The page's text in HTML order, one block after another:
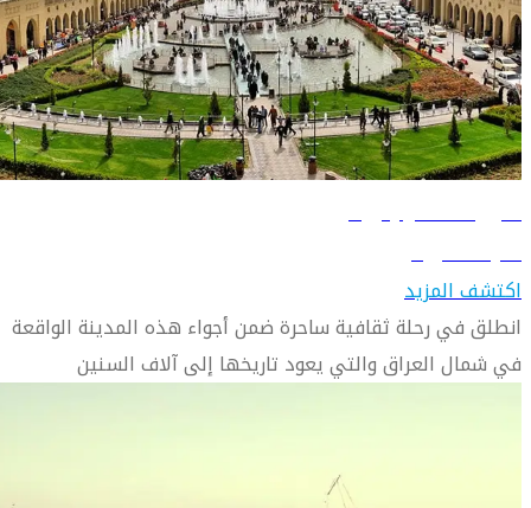
دليل السفر إلى أربيل
تعرّف على أربيل
اكتشف المزيد
انطلق في رحلة ثقافية ساحرة ضمن أجواء هذه المدينة الواقعة
في شمال العراق والتي يعود تاريخها إلى آلاف السنين